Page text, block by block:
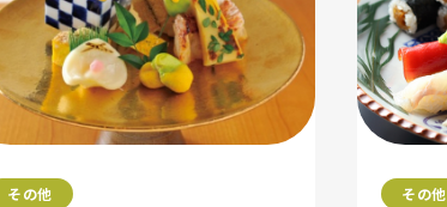
その他 その他